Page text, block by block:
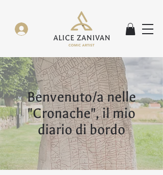
Benvenuto/a nelle
"Cronache", il mio
diario di bordo